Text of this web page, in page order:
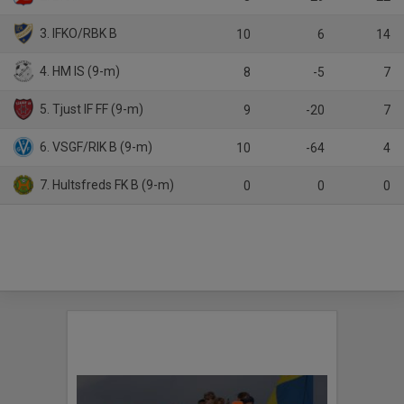
3. IFKO/RBK B 10 6 14
4. HM IS (9-m) 8 -5 7
5. Tjust IF FF (9-m) 9 -20 7
6. VSGF/RIK B (9-m) 10 -64 4
7. Hultsfreds FK B (9-m) 0 0 0